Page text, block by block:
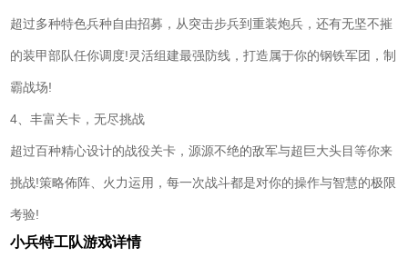
超过多种特色兵种自由招募，从突击步兵到重装炮兵，还有无坚不摧
的装甲部队任你调度!灵活组建最强防线，打造属于你的钢铁军团，制
霸战场!
4、丰富关卡，无尽挑战
超过百种精心设计的战役关卡，源源不绝的敌军与超巨大头目等你来
挑战!策略佈阵、火力运用，每一次战斗都是对你的操作与智慧的极限
考验!
小兵特工队游戏详情